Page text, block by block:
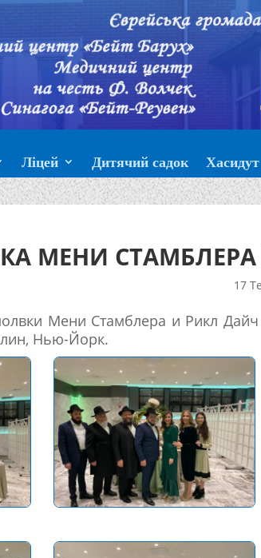
Ліцей Дитячий садок Хасидут
МЕНИ
17
Мени Стамблера и Рикл Дайч
Нью-Йорк.